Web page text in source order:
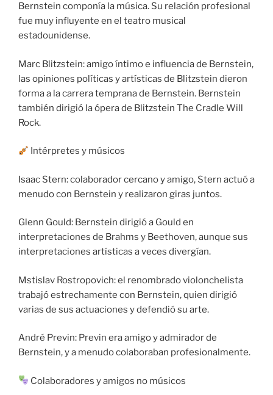
Bernstein componía la música. Su relación profesional
fue muy influyente en el teatro musical
estadounidense.
Marc Blitzstein: amigo íntimo e influencia de Bernstein,
las opiniones políticas y artísticas de Blitzstein dieron
forma a la carrera temprana de Bernstein. Bernstein
también dirigió la ópera de Blitzstein The Cradle Will
Rock.
Intérpretes y músicos
Isaac Stern: colaborador cercano y amigo, Stern actuó a
menudo con Bernstein y realizaron giras juntos.
Glenn Gould: Bernstein dirigió a Gould en
interpretaciones de Brahms y Beethoven, aunque sus
interpretaciones artísticas a veces divergían.
Mstislav Rostropovich: el renombrado violonchelista
trabajó estrechamente con Bernstein, quien dirigió
varias de sus actuaciones y defendió su arte.
André Previn: Previn era amigo y admirador de
Bernstein, y a menudo colaboraban profesionalmente.
Colaboradores y amigos no músicos